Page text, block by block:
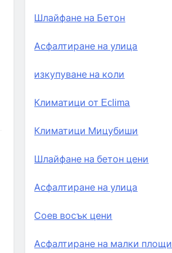
Шлайфане на Бетон
Асфалтиране на улица
изкупуване на коли
Климатици от Eclima
Климатици Мицубиши
Шлайфане на бетон цени
Асфалтиране на улица
Соев восък цени
Асфалтиране на малки площи